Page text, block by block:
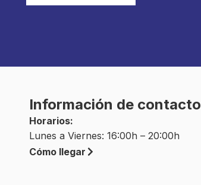
Información de contacto
Horarios:
Lunes a Viernes: 16:00h – 20:00h
Cómo llegar